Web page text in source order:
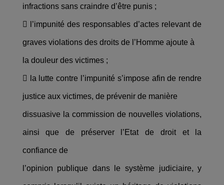
infractions sans craindre d’être punis ;
 l’impunité des responsables d’actes relevant de
graves violations des droits de l’Homme ajoute à
la douleur des victimes ;
 la lutte contre l’impunité s’impose afin de rendre
justice aux victimes, de prévenir de manière
dissuasive la commission de nouvelles violations,
ainsi que de préserver l’Etat de droit et la
confiance de
l’opinion publique dans le système judiciaire, y